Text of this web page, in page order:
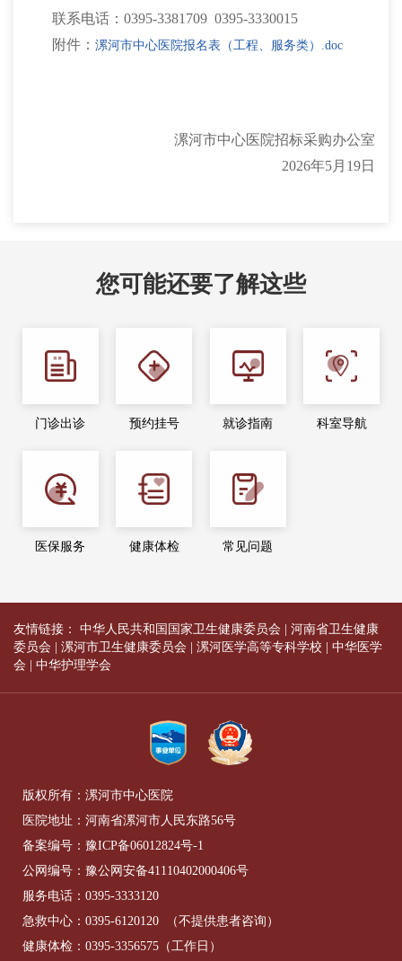
联系电话：0395-3381709 0395-3330015
附件： 漯河市中心医院报名表（工程、服务类）.doc
漯河市中心医院招标采购办公室
2026年5月19日
您可能还要了解这些
门诊出诊 预约挂号 就诊指南 科室导航
医保服务 健康体检 常见问题
友情链接： 中华人民共和国国家卫生健康委员会
河南省卫生健康
委员会
漯河市卫生健康委员会 漯河医学高等专科学校
中华医学
会
中华护理学会
版权所有：漯河市中心医院
医院地址：河南省漯河市人民东路56号
备案编号： 豫ICP备06012824号-1
公网编号： 豫公网安备41110402000406号
服务电话： 0395-3333120
急救中心： 0395-6120120
（不提供患者咨询）
健康体检： 0395-3356575 （工作日）